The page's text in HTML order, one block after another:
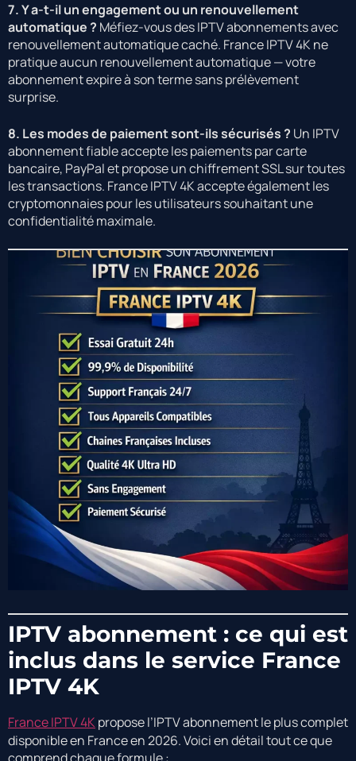
7. Y a-t-il un engagement ou un renouvellement
automatique ? Méfiez-vous des IPTV abonnements avec
renouvellement automatique caché. France IPTV 4K ne
pratique aucun renouvellement automatique — votre
abonnement expire à son terme sans prélèvement
surprise.
8. Les modes de paiement sont-ils sécurisés ? Un IPTV
abonnement fiable accepte les paiements par carte
bancaire, PayPal et propose un chiffrement SSL sur toutes
les transactions. France IPTV 4K accepte également les
cryptomonnaies pour les utilisateurs souhaitant une
confidentialité maximale.
IPTV abonnement : ce qui est
inclus dans le service France
IPTV 4K
France IPTV 4Kpropose l’IPTV abonnement le plus complet
disponible en France en 2026. Voici en détail tout ce que